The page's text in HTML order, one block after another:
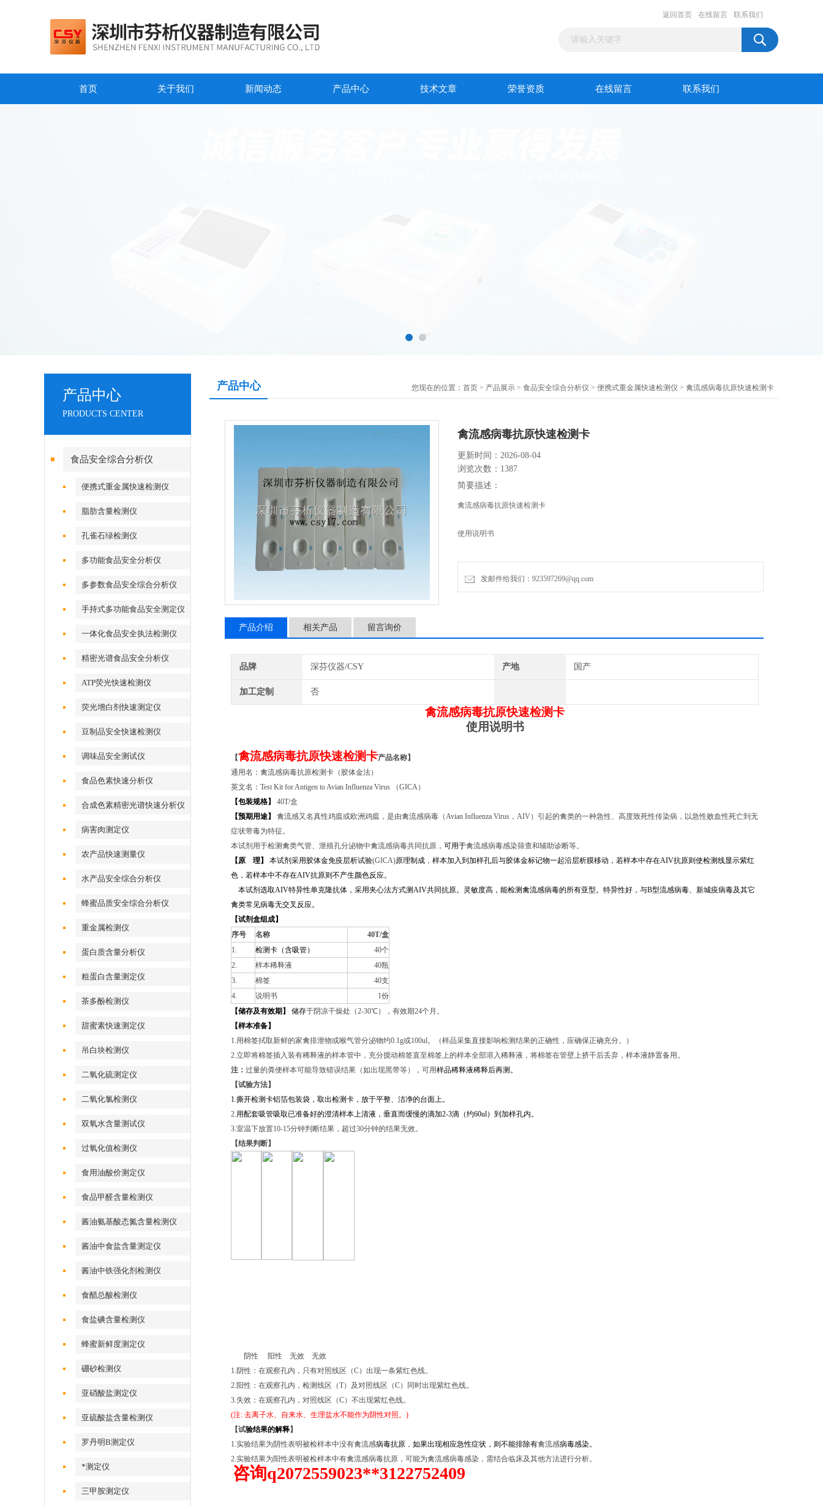
返回首页 在线留言 联系我们
首页 关于我们 新闻动态 产品中心 技术文章 荣誉资质 在线留言 联系我们
产品中心
PRODUCTS CENTER
食品安全综合分析仪
便携式重金属快速检测仪
脂肪含量检测仪
孔雀石绿检测仪
多功能食品安全分析仪
多参数食品安全综合分析仪
手持式多功能食品安全测定仪
一体化食品安全执法检测仪
精密光谱食品安全分析仪
ATP荧光快速检测仪
荧光增白剂快速测定仪
豆制品安全快速检测仪
调味品安全测试仪
食品色素快速分析仪
合成色素精密光谱快速分析仪
病害肉测定仪
农产品快速测量仪
水产品安全综合分析仪
蜂蜜品质安全综合分析仪
重金属检测仪
蛋白质含量分析仪
粗蛋白含量测定仪
茶多酚检测仪
甜蜜素快速测定仪
吊白块检测仪
二氧化硫测定仪
二氧化氯检测仪
双氧水含量测试仪
过氧化值检测仪
食用油酸价测定仪
食品甲醛含量检测仪
酱油氨基酸态氮含量检测仪
酱油中食盐含量测定仪
酱油中铁强化剂检测仪
食醋总酸检测仪
食盐碘含量检测仪
蜂蜜新鲜度测定仪
硼砂检测仪
亚硝酸盐测定仪
亚硫酸盐含量检测仪
罗丹明B测定仪
*测定仪
三甲胺测定仪
产品中心 您现在的位置： 首页 > 产品展示 > 食品安全综合分析仪 > 便携式重金属快速检测仪 > 禽流感病毒抗原快速检测卡
禽流感病毒抗原快速检测卡
更新时间：2026-08-04
浏览次数：1387
简要描述：
禽流感病毒抗原快速检测卡
使用说明书
【禽流感病毒抗原快速检测卡产品名称】
发邮件给我们：923597269@qq.com
产品介绍 相关产品 留言询价
品牌 深芬仪器/CSY 产地 国产
加工定制 否
禽流感病毒抗原快速检测卡
使用说明书
【禽流感病毒抗原快速检测卡产品名称】
通用名：禽流感病毒抗原检测卡（胶体金法）
英文名：Test Kit for Antigen toAvian Influenza Virus （GICA）
【包装规格】 40T/盒
【预期用途】 禽流感又名真性鸡瘟或欧洲鸡瘟， 是由禽流感病毒（Avian Influenza Virus，AIV） 引起的禽类的一种急性、高度致死性传染病，以急性败血性死亡到无
症状带毒为特征。
本试剂用于检测禽类气管、泄殖孔分泌物中禽流感病毒共同抗原， 可用于禽流感病毒感染筛查和辅助诊断等。
【原 理】 本试剂采用胶体金免疫层析试验(GICA)原理制成 ， 样本加入到加样孔后与胶体金标记物一起沿层析膜移动，若样本中存在AIV抗原则使检测线显示紫红
色，若样本中不存在AIV抗原则不产生颜色反应。
本试剂选取AIV特异性单克隆抗体，采用夹心法方式测AIV共同抗原。灵敏度高，能检测禽流感病毒的所有亚型。特异性好，与B型流感病毒、新城疫病毒及其它
禽类常见病毒无交叉反应。
【试剂盒组成】
序号
名称
40T/盒
1.
检测卡（含吸管）
40个
2.
样本稀释液
40瓶
3.
棉签
40支
4.
说明书
1份
【储存及有效期】 储存于阴凉干燥处（2-30℃），有效期24个月。
【样本准备】
1.用棉签拭取新鲜的家禽排泄物或喉气管分泌物约0.1g或100ul。（样品采集直接影响检测结果的正确性，应确保正确充分。）
2.立即将棉签插入装有稀释液的样本管中，充分搅动棉签直至棉签上的样本全部溶入稀释液，将棉签在管壁上挤干后丢弃，样本液静置备用。
注： 过量的粪便样本可能导致错误结果（如出现黑带等），可用样品稀释液稀释后再测 。
【试验方法】
1.撕开检测卡铝箔包装袋，取出检测卡，放于平整、洁净的台面上。
2.用配套吸管吸取已准备好的澄清样本上清液， 垂直而缓慢的滴加2-3滴（约60ul）到加样孔内。
3.室温下放置10-15分钟判断结果，超过30分钟的结果无效。
【结果判断】
阴性 阳性 无效 无效
1.阴性 ：在观察孔内， 只有对照线区（C）出现一条紫红色线。
2.阳性：在观察孔内， 检测线区（T）及对照线区（C）同时出现紫红色线。
3.失效：在观察孔内，对照线区（C）不出现紫红色线。
(注: 去离子水、自来水、生理盐水不能作为阴性对照。)
【试验结果的解释】
1.实验结果为阴性表明被检样本中没有禽流感病毒抗原 ， 如果出现相应急性症状，则不能排除有禽流感病毒感染。
2.实验结果为阳性表明被检样本中有禽流感病毒抗原，可能为禽流感病毒感染，需结合临床及其他方法进行分析。
咨询q2072559023**3122752409